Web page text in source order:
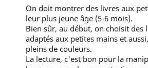
On doit montrer des livres aux
leur plus jeune âge (5-6 mois).
Bien sûr, au début, on choisit des
adaptés aux petites mains et
pleins de couleurs.
La lecture, c'est bon pour la